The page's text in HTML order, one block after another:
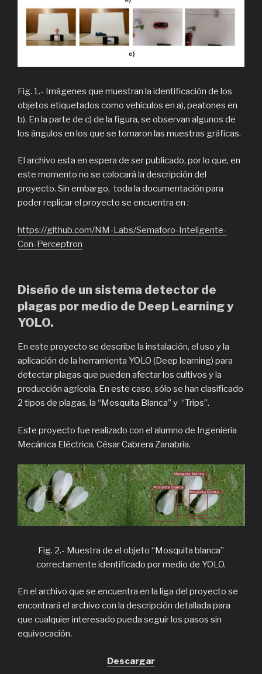
Fig. 1.- Imágenes que muestran la identificación de los
objetos etiquetados como vehículos en a), peatones en
b). En la parte de c) de la figura, se observan algunos de
los ángulos en los que se tomaron las muestras gráficas.
El archivo esta en espera de ser publicado, por lo que, en
este momento no se colocará la descripción del
proyecto. Sin embargo, toda la documentación para
poder replicar el proyecto se encuentra en :
https://github.com/NM-Labs/Semaforo-Inteligente-
Con-Perceptron
Diseño de un sistema detector de
plagas por medio de Deep Learning y
YOLO.
En este proyecto se describe la instalación, el uso y la
aplicación de la herramienta YOLO (Deep learning) para
detectar plagas que pueden afectar los cultivos y la
producción agrícola. En este caso, sólo se han clasificado
2 tipos de plagas, la “Mosquita Blanca” y “Trips”.
Este proyecto fue realizado con el alumno de Ingeniería
Mecánica Eléctrica, César Cabrera Zanabria.
Fig. 2.- Muestra de el objeto “Mosquita blanca”
correctamente identificado por medio de YOLO.
En el archivo que se encuentra en la liga del proyecto se
encontrará el archivo con la descripción detallada para
que cualquier interesado pueda seguir los pasos sin
equivocación.
Descargar